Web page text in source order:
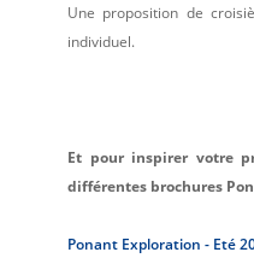
Une proposition de
individuel.
Et pour inspirer votre
différentes brochures
Ponant Exploration - Eté